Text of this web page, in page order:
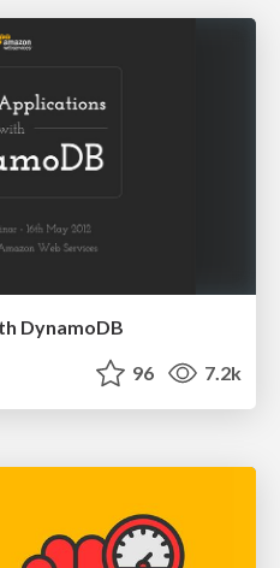
DynamoDB
96 7.2k